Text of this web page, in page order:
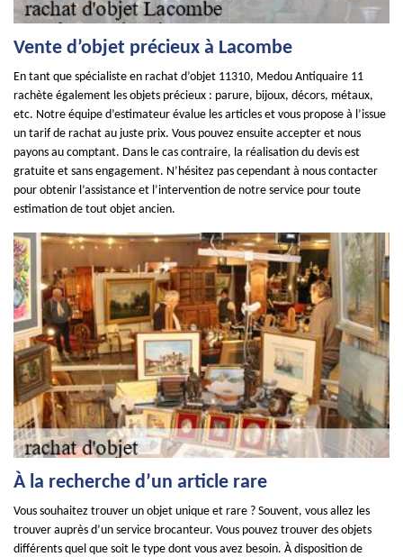
Vente d’objet précieux à Lacombe
En tant que spécialiste en rachat d’objet 11310, Medou Antiquaire 11
rachète également les objets précieux : parure, bijoux, décors, métaux,
etc. Notre équipe d’estimateur évalue les articles et vous propose à l’issue
un tarif de rachat au juste prix. Vous pouvez ensuite accepter et nous
payons au comptant. Dans le cas contraire, la réalisation du devis est
gratuite et sans engagement. N’hésitez pas cependant à nous contacter
pour obtenir l’assistance et l’intervention de notre service pour toute
estimation de tout objet ancien.
À la recherche d’un article rare
Vous souhaitez trouver un objet unique et rare ? Souvent, vous allez les
trouver auprès d’un service brocanteur. Vous pouvez trouver des objets
différents quel que soit le type dont vous avez besoin. À disposition de